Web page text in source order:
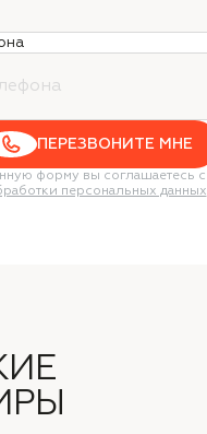
ПЕРЕЗВОНИТЕ МНЕ
форму вы соглашаетесь с
персональных данных